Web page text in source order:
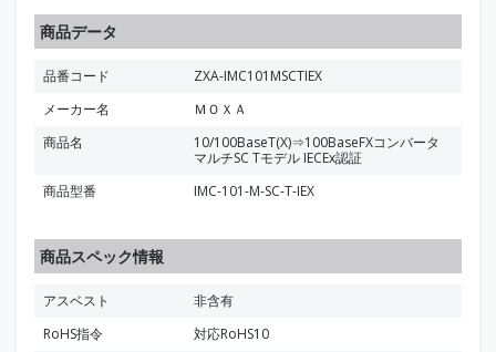
商品データ
品番コード
ZXA-IMC101MSCTIEX
メーカー名
ＭＯＸＡ
商品名
10/100BaseT(X)⇒100BaseFXコンバータ
マルチSC Tモデル IECEx認証
商品型番
IMC-101-M-SC-T-IEX
商品スペック情報
アスベスト
非含有
RoHS指令
対応RoHS10